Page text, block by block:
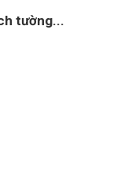
tường...